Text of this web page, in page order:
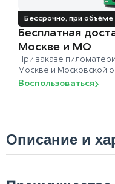
Бессрочно, при объёме
Бесплатная
Москве и МО
При заказе
Москве и Московской
Воспользоваться
Описание и